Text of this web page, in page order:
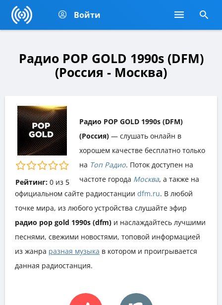
Войти
Радио POP GOLD 1990s (DFM)
(Россия - Москва)
Рейтинг: 0из 5
Радио POP GOLD 1990s (DFM)
(Россия) — слушать онлайн в
хорошем качестве бесплатно только
на Топ Радио. Поток доступен на
частоте города Москва, а также на
официальном сайте радиостанции dfm.ru. В любой
точке мира, из любого устройства слушайте эфир
радио pop gold 1990s (dfm) и наслаждайтесь лучшими
песнями, свежими новостями, топовой информацией
из жанра разная музыка в котором и проигрывается
данная радиостанция.